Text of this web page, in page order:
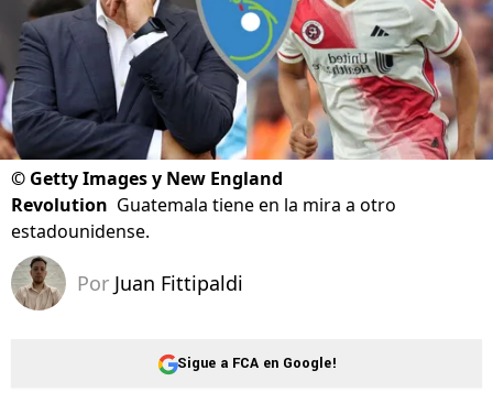
© Getty Images y New England
Revolution Guatemala tiene en la mira a otro
estadounidense.
Por Juan Fittipaldi
Sigue a FCA en Google!